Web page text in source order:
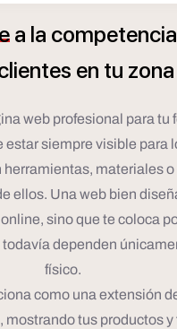
a la competencia
en tu zona
web profesional para tu
estar siempre visible para
herramientas, materiales
ellos. Una web bien
sino que te coloca
dependen
físico.
como una extensión
mostrando tus productos